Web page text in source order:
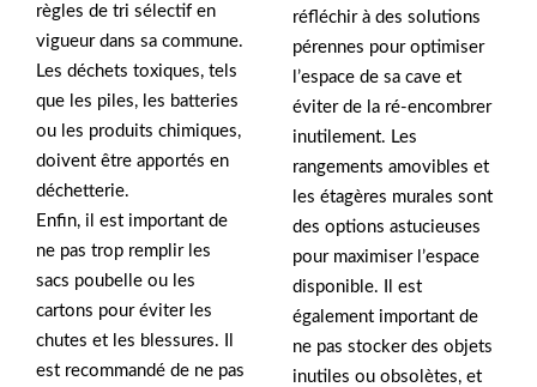
règles de tri sélectif en
vigueur dans sa commune.
Les déchets toxiques, tels
que les piles, les batteries
ou les produits chimiques,
doivent être apportés en
déchetterie.
Enfin, il est important de
ne pas trop remplir les
sacs poubelle ou les
cartons pour éviter les
chutes et les blessures. Il
est recommandé de ne pas
réfléchir à des solutions
pérennes pour optimiser
l’espace de sa cave et
éviter de la ré-encombrer
inutilement. Les
rangements amovibles et
les étagères murales sont
des options astucieuses
pour maximiser l’espace
disponible. Il est
également important de
ne pas stocker des objets
inutiles ou obsolètes, et